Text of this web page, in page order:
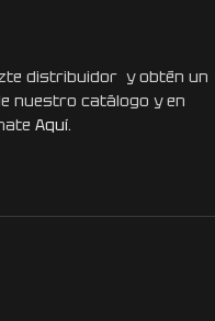
distribuidor y obtén un
nuestro catálogo y en
Aquí.